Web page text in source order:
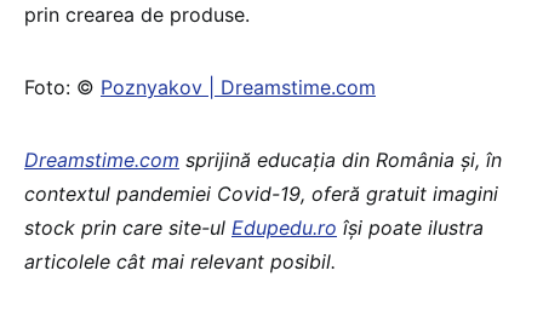
prin crearea de produse.
Foto: © Poznyakov | Dreamstime.com
Dreamstime.com sprijină educaţia din România şi, în
contextul pandemiei Covid-19, oferă gratuit imagini
stock prin care site-ul Edupedu.ro îşi poate ilustra
articolele cât mai relevant posibil.